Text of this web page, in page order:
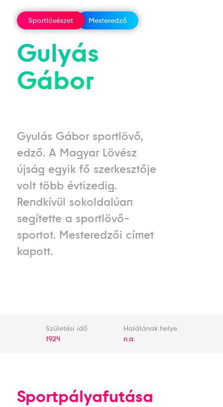
Sportlövészet Mesteredző
Gulyás
Gábor
Gyulás Gábor sportlövő,
edző. A Magyar Lövész
újság egyik fő szerkesztője
volt több évtizedig.
Rendkívül sokoldalúan
segítette a sportlövő-
sportot. Mesteredzői címet
kapott.
Születési idő
1924
Halálának helye
n.a.
Sportpályafutása